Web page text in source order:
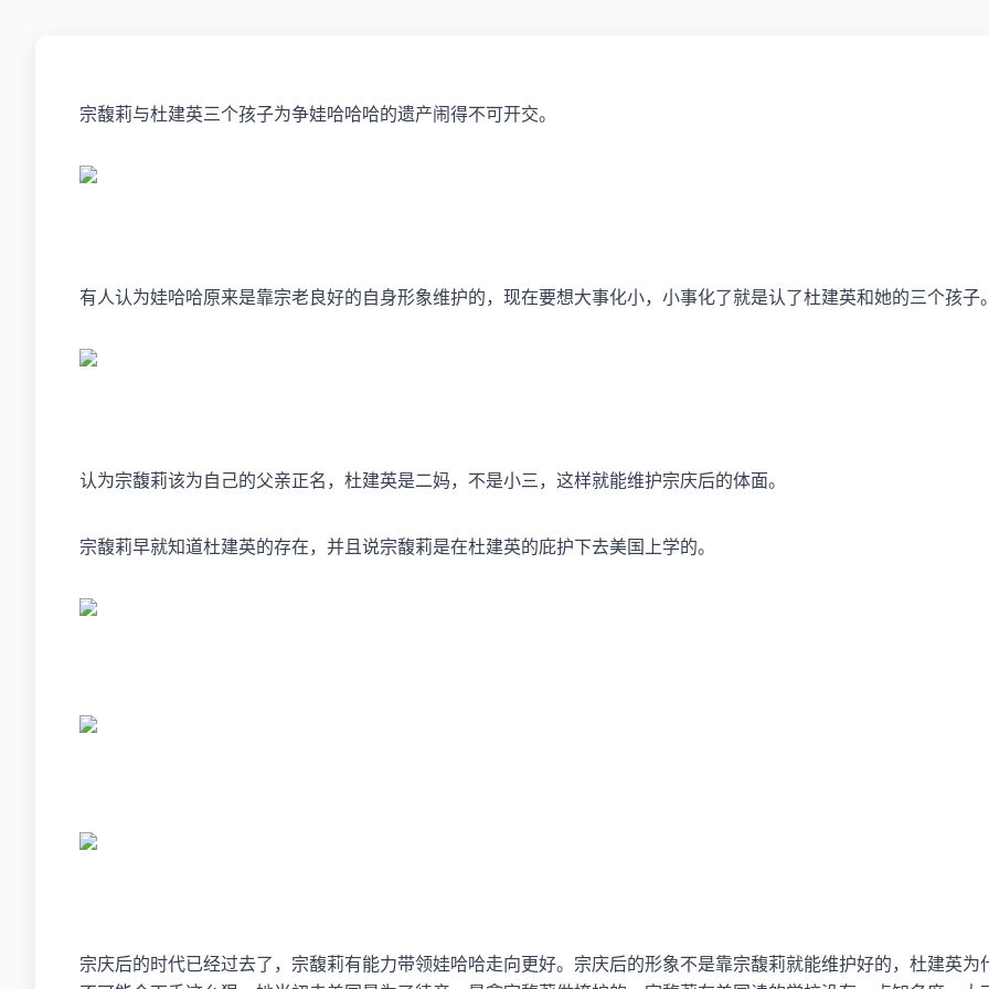
宗馥莉与杜建英三个孩子为争娃哈哈哈的遗产闹得不可开交。
有人认为娃哈哈原来是靠宗老良好的自身形象维护的，现在要想大事化小，小事化了就是认了杜建英和她的三个孩子
认为宗馥莉该为自己的父亲正名，杜建英是二妈，不是小三，这样就能维护宗庆后的体面。
宗馥莉早就知道杜建英的存在，并且说宗馥莉是在杜建英的庇护下去美国上学的。
宗庆后的时代已经过去了，宗馥莉有能力带领娃哈哈走向更好。宗庆后的形象不是靠宗馥莉就能维护好的，杜建英